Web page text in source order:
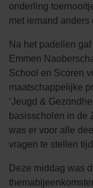
onderling
met iemand
Na het padellen
Emmen
School en Scoren
maatschappelijke
‘Jeugd &
basisscholen in de
was er voor alle
vragen te stellen
Deze middag was